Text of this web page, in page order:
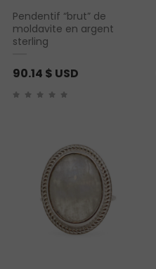
Pendentif “brut” de
moldavite en argent
sterling
90.14 $ USD